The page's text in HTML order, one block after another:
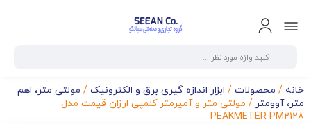
خانه / محصولات / ابزار اندازه گیری برق و الکترونیک / مولتی متر، اهم
متر، آوومتر / مولتی متر و آمپرمتر کلمپی ارزان قیمت مدل
PEAKMETER PM2128